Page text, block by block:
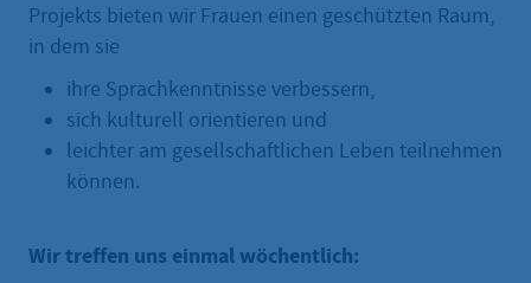
Projekts bieten wir Frauen einen geschützten Raum,
in dem sie
ihre Sprachkenntnisse verbessern,
sich kulturell orientieren und
leichter am gesellschaftlichen Leben teilnehmen
können.
Wir treffen uns einmal wöchentlich: